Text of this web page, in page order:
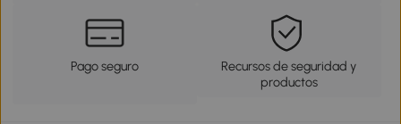
Pago seguro
Recursos de seguridad y
productos